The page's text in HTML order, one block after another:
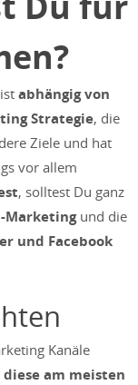
abhängig von
Strategie, die
Ziele und hat
vor allem
, solltest Du ganz
Marketingund die
und Facebook
Kanäle
am meisten